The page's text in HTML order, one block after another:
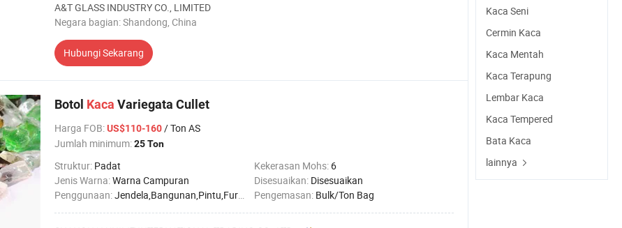
A&T GLASS INDUSTRY CO., LIMITED
Negara bagian: Shandong, China
Hubungi Sekarang
Botol Kaca Variegata Cullet
Harga FOB:US$110-160/ Ton AS
Jumlah minimum:25 Ton
Struktur: Padat Kekerasan Mohs: 6
Jenis Warna:Warna Campuran Disesuaikan: Disesuaikan
Penggunaan:Jendela,Bangunan,Pintu,Furniture Pengemasan: Bulk/Ton Bag
Kaca Seni
Cermin Kaca
Kaca Mentah
Kaca Terapung
Lembar Kaca
Kaca Tempered
Bata Kaca
lainnya